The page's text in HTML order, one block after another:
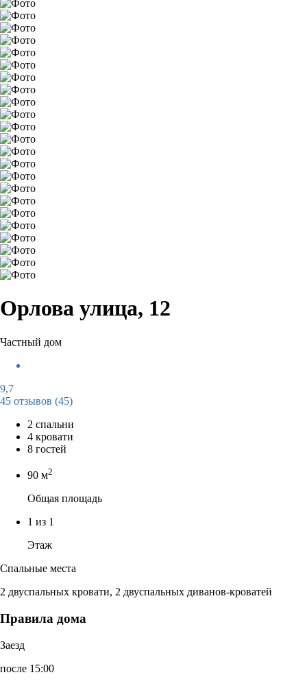
Орлова улица, 12
Частный дом
9,7
45 отзывов (45)
2 спальни
4 кровати
8 гостей
90 м2
Общая площадь
1 из 1
Этаж
Спальные места
2 двуспальных кровати, 2 двуспальных диванов-кроватей
Правила дома
Заезд
после 15:00